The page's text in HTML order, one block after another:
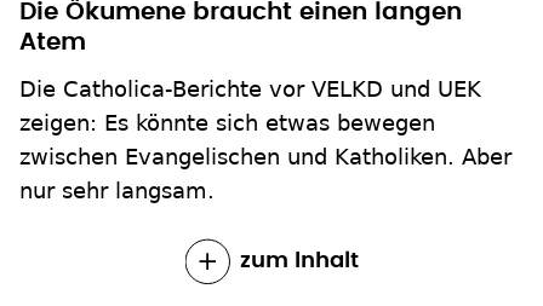
Die Catholica-Berichte vor VELKD und UEK
zeigen: Es könnte sich etwas bewegen
zwischen Evangelischen und Katholiken. Aber
nur sehr langsam.